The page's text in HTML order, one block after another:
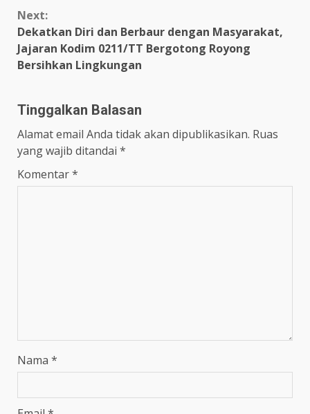
Next:
Dekatkan Diri dan Berbaur dengan Masyarakat,
Jajaran Kodim 0211/TT Bergotong Royong
Bersihkan Lingkungan
Tinggalkan Balasan
Alamat email Anda tidak akan dipublikasikan. Ruas
yang wajib ditandai *
Komentar*
Nama *